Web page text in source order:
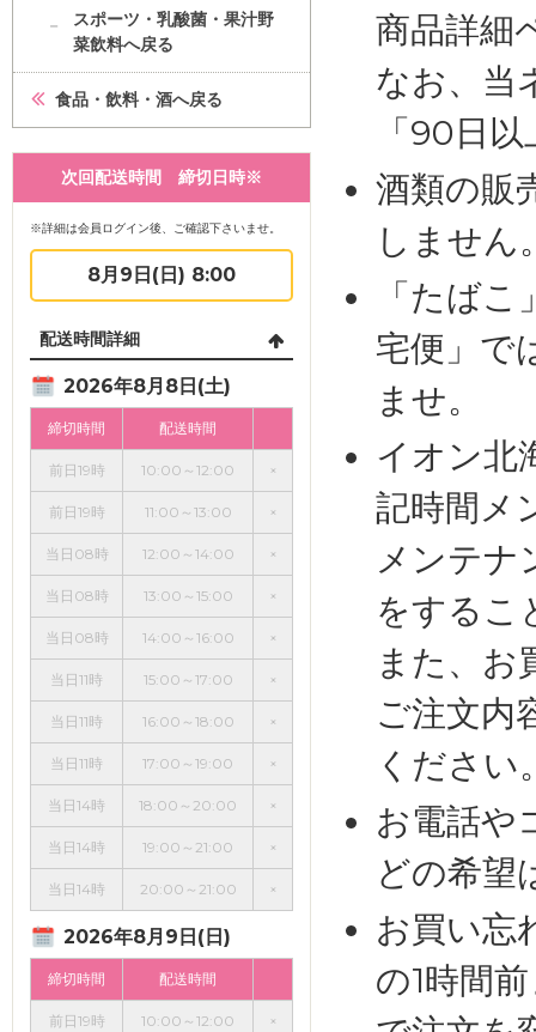
スポーツ・乳酸菌・果汁野
菜飲料へ戻る
食品・飲料・酒へ戻る
次回配送時間 締切日時※
※詳細は会員ログイン後、ご確認下さいませ。
8月9日(日) 8:00
配送時間詳細
2026年8月8日(土)
締切時間 配送時間
前日19時 10:00～12:00 ×
前日19時 11:00～13:00 ×
当日08時 12:00～14:00 ×
当日08時 13:00～15:00 ×
当日08時 14:00～16:00 ×
当日11時 15:00～17:00 ×
当日11時 16:00～18:00 ×
当日11時 17:00～19:00 ×
当日14時 18:00～20:00 ×
当日14時 19:00～21:00 ×
当日14時 20:00～21:00 ×
2026年8月9日(日)
締切時間 配送時間
前日19時 10:00～12:00 ×
商品詳細
なお、当
「90日
酒類の販
しません
「たば
宅便」で
ませ。
イオン北
記時間メ
メンテナ
をするこ
また、お
ご注文内
ください
お電話や
どの希望
お買い忘
の1時間